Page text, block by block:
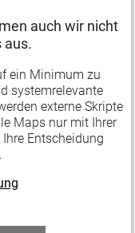
werden.
über
gegenwärtige
Szene
kommen u.a.
auch wir nicht
aus.
ein Minimum zu
systemrelevante
externe Skripte
Maps nur mit Ihrer
Entscheidung